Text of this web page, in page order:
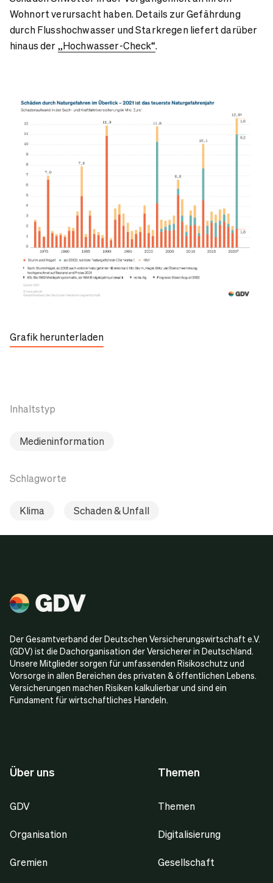
Wohnort verursacht haben. Details zur Gefährdung
durch Flusshochwasser und Starkregen liefert darüber
hinaus der„Hochwasser-Check“.
Grafik herunterladen
Inhaltstyp
Medieninformation
Schlagworte
Klima Schaden & Unfall
Der Gesamtverband der Deutschen Versicherungswirtschaft e.V.
(GDV) ist die Dachorganisation der Versicherer in Deutschland.
Unsere Mitglieder sorgen für umfassenden Risikoschutz und
Vorsorge in allen Bereichen des privaten & öffentlichen Lebens.
Versicherungen machen Risiken kalkulierbar und sind ein
Fundament für wirtschaftliches Handeln.
Über uns
GDV
Organisation
Gremien
Themen
Themen
Digitalisierung
Gesellschaft